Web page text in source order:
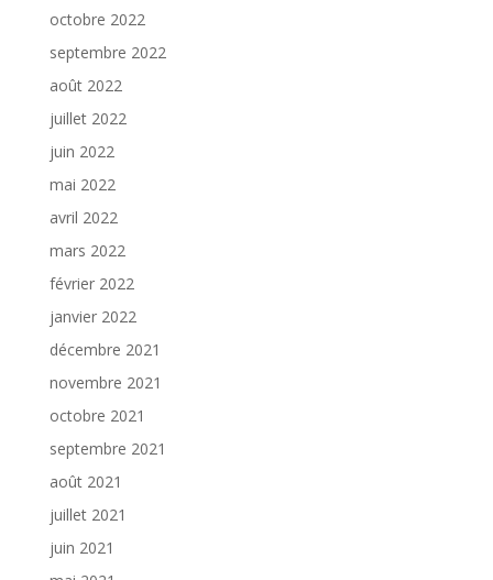
octobre 2022
septembre 2022
août 2022
juillet 2022
juin 2022
mai 2022
avril 2022
mars 2022
février 2022
janvier 2022
décembre 2021
novembre 2021
octobre 2021
septembre 2021
août 2021
juillet 2021
juin 2021